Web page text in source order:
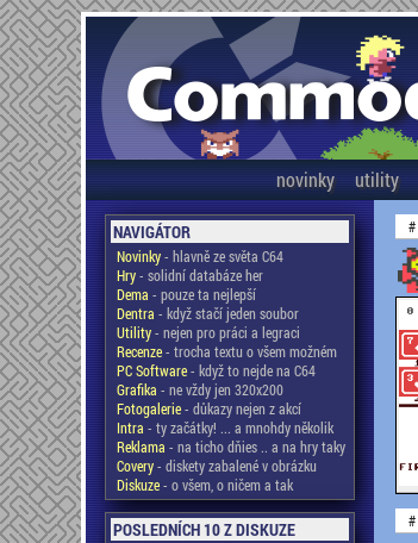
novinky utility
NAVIGÁTOR
Novinky- hlavně ze světa C64
Hry- solidní databáze her
Dema - pouze ta nejlepší
Dentra - když stačí jeden soubor
Utility- nejen pro práci a legraci
Recenze- trocha textu o všem možném
PC Software- když to nejde na C64
Grafika - ne vždy jen 320x200
Fotogalerie- důkazy nejen z akcí
Intra - ty začátky! ... a mnohdy několik
Reklama - na ticho dňies .. a na hry taky
Covery- diskety zabalené v obrázku
Diskuze- o všem, o ničem a tak
POSLEDNÍCH 10 Z DISKUZE
#
#